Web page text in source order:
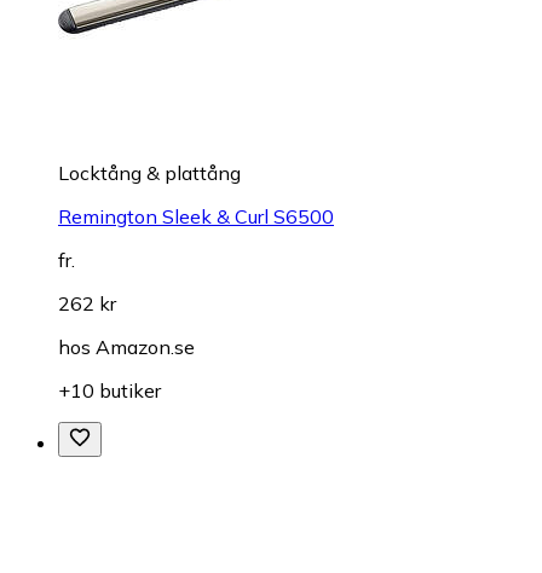
Locktång & plattång
Remington Sleek & Curl S6500
fr.
262 kr
hos Amazon.se
+10 butiker